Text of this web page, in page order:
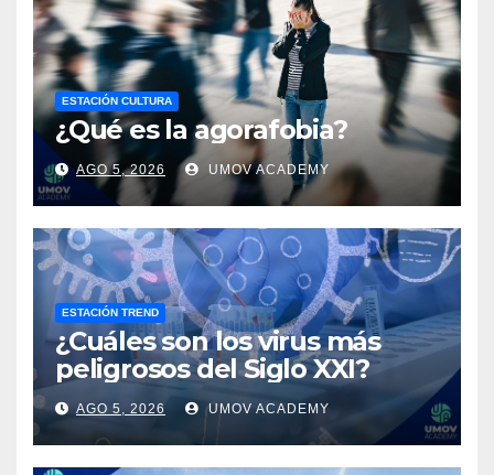
ESTACIÓN CULTURA
¿Qué es la agorafobia?
AGO 5, 2026 UMOV ACADEMY
ESTACIÓN TREND
¿Cuáles son los virus más
peligrosos del Siglo XXI?
AGO 5, 2026 UMOV ACADEMY